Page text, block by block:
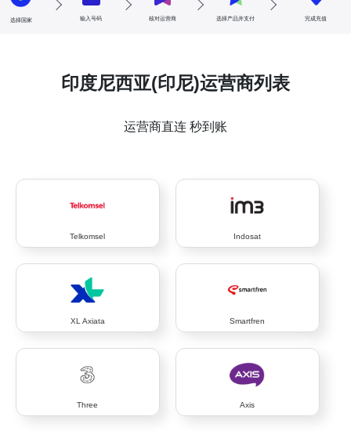
选择国家 输入号码 核对运营商 选择产品并支付 完成充值
印度尼西亚(印尼)运营商列表
运营商直连 秒到账
Telkomsel Indosat
XL Axiata Smartfren
Three Axis